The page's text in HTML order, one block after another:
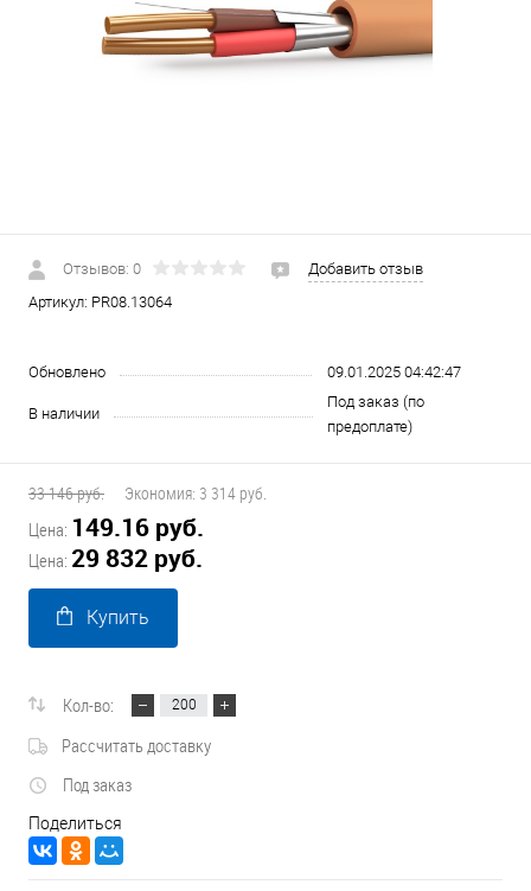
Отзывов: 0
Добавить отзыв
Артикул: PR08.13064
Обновлено 09.01.2025 04:42:47
В наличии
Под заказ (по
предоплате)
33 146 руб. Экономия: 3 314 руб.
Цена: 149.16 руб.
Цена: 29 832 руб.
Купить
Кол-во:
Рассчитать доставку
Под заказ
Поделиться